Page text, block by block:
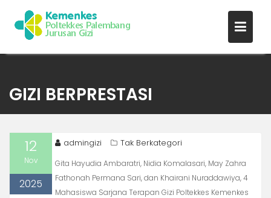
content
GIZI BERPRESTASI
12
Nov
2025
admingizi Tak Berkategori
Gita Hayudia Ambaratri, Nidia Komalasari, May Zahra
Fathonah Permana Sari, dan Khairani Nuraddawiya, 4
Mahasiswa Sarjana Terapan Gizi Poltekkes Kemenkes